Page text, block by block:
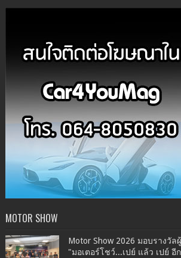
MOTOR SHOW
Motor Show 2026 มอบรางวั
"มอเตอร์โชว์...เปย์ แล้ว เปย์